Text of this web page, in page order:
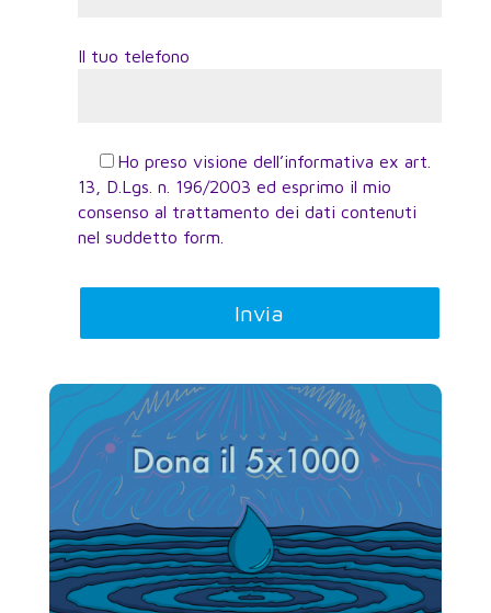
Il tuo telefono
Ho preso visione dell’informativa ex art.
13, D.Lgs. n. 196/2003 ed esprimo il mio
consenso al trattamento dei dati contenuti
nel suddetto form.